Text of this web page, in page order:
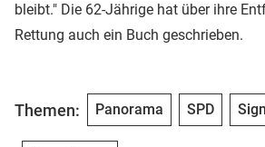
bleibt." Die 62-Jährige hat über ihre
Rettung auch ein Buch geschrieben.
Themen: Panorama SPD